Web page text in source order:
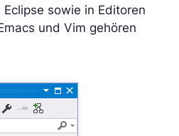
sowie in Editoren
und Vim gehören